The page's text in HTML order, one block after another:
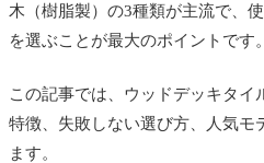
木（樹脂製）の3種類が主流で、
を選ぶことが最大のポイントです。
この記事では、ウッドデッキタイ
特徴、失敗しない選び方、人気モ
ます。